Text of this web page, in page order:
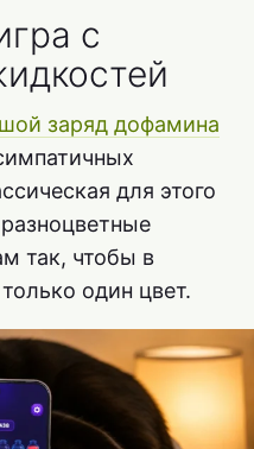
с
заряд дофамина
для этого
так, чтобы в
один цвет.